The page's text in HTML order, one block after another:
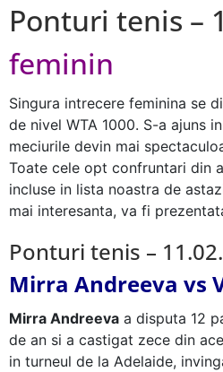
Ponturi tenis –
feminin
Singura intrecere feminina se
de nivel WTA 1000. S-a ajuns
meciurile devin mai
Toate cele opt confruntari din
incluse in lista noastra de
mai interesanta, va fi
Ponturi tenis –
Mirra Andreeva vs
Mirra Andreeva a disputa 12
de an si a castigat zece din
in turneul de la Adelaide,